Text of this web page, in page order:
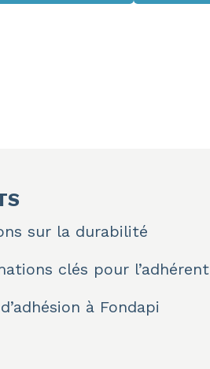
sur la durabilité
clés pour l’adhérent
à Fondapi